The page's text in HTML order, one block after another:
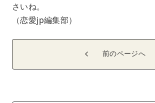
さいね。
（恋愛jp編集部）
前のページへ